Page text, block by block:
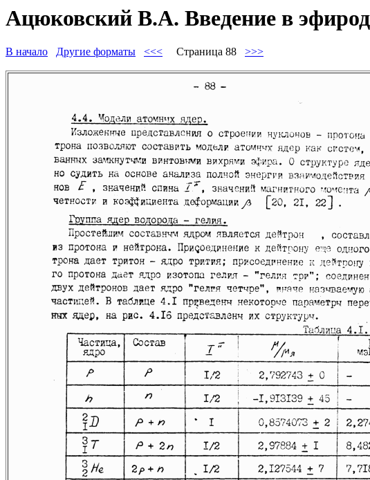
Ацюковский В.А. Введение в
В начало Другие форматы <<< Страница 88 >>>